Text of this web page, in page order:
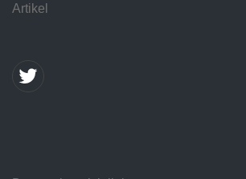
Artikel